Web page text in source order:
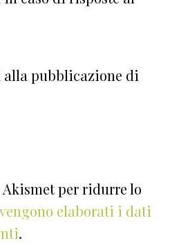
pubblicazione di
per ridurre lo
elaborati i dati
.